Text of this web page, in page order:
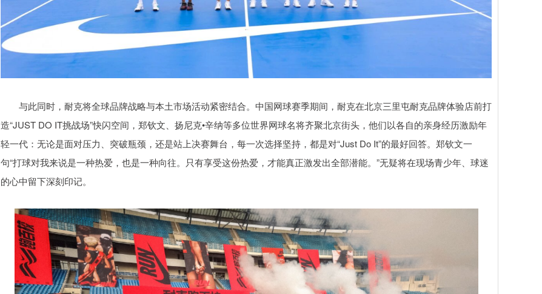
与此同时，耐克将全球品牌战略与本土市场活动紧密结合。中国网球赛季期间，耐克在北京三里屯耐克品牌体验店前打
造“JUST DO IT挑战场”快闪空间，郑钦文、扬尼克•辛纳等多位世界网球名将齐聚北京街头，他们以各自的亲身经历激励年
轻一代：无论是面对压力、突破瓶颈，还是站上决赛舞台，每一次选择坚持，都是对“Just Do It”的最好回答。郑钦文一
句“打球对我来说是一种热爱，也是一种向往。只有享受这份热爱，才能真正激发出全部潜能。”无疑将在现场青少年、球迷
的心中留下深刻印记。